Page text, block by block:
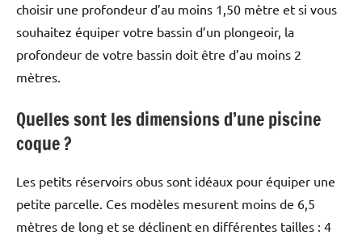
choisir une profondeur d’au moins 1,50 mètre et si vous
souhaitez équiper votre bassin d’un plongeoir, la
profondeur de votre bassin doit être d’au moins 2
mètres.
Quelles sont les dimensions d’une piscine
coque ?
Les petits réservoirs obus sont idéaux pour équiper une
petite parcelle. Ces modèles mesurent moins de 6,5
mètres de long et se déclinent en différentes tailles : 4